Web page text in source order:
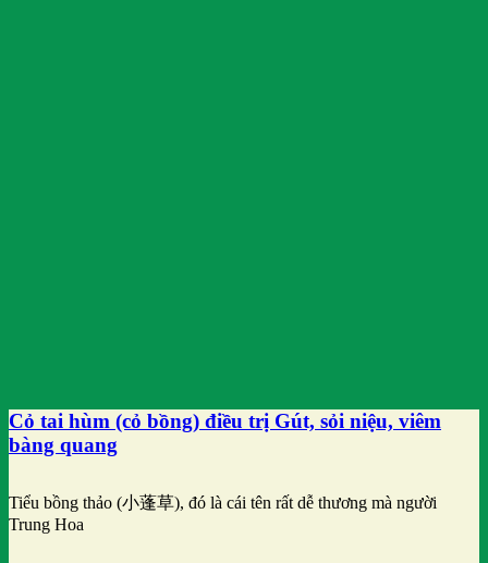
Cỏ tai hùm (cỏ bồng) điều trị Gút, sỏi niệu, viêm
bàng quang
Tiểu bồng thảo (小蓬草), đó là cái tên rất dễ thương mà người
Trung Hoa